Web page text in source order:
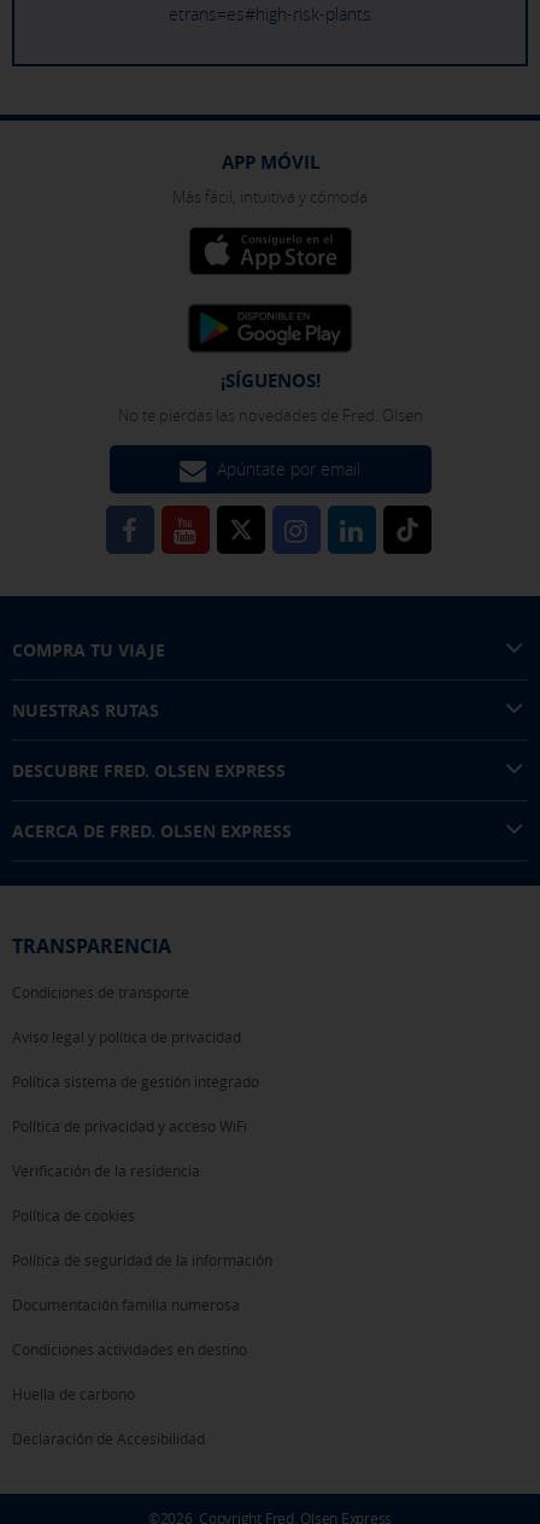
etrans=es#high-risk-plants
APP MÓVIL
Más fácil, intuitiva y cómoda
¡SÍGUENOS!
No te pierdas las novedades de Fred. Olsen
Apúntate por email
COMPRA TU VIAJE
NUESTRAS RUTAS
DESCUBRE FRED. OLSEN EXPRESS
ACERCA DE FRED. OLSEN EXPRESS
TRANSPARENCIA
Condiciones de transporte
Aviso legal y política de privacidad
Política sistema de gestión integrado
Política de privacidad y acceso WiFi
Verificación de la residencia
Política de cookies
Política de seguridad de la información
Documentación familia numerosa
Condiciones actividades en destino
Huella de carbono
Declaración de Accesibilidad
©2026 Copyright Fred. Olsen Express